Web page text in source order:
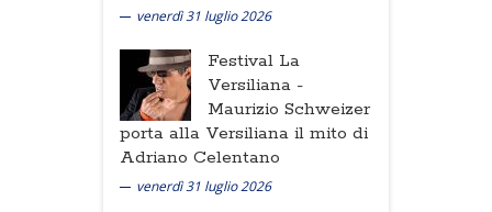
venerdì 31 luglio 2026
Festival La
Versiliana -
Maurizio Schweizer
porta alla Versiliana il mito di
Adriano Celentano
venerdì 31 luglio 2026